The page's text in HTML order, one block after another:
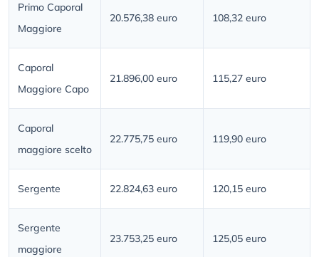
Primo Caporal
Maggiore
20.576,38 euro 108,32 euro
Caporal
Maggiore Capo
21.896,00 euro 115,27 euro
Caporal
maggiore scelto
22.775,75 euro 119,90 euro
Sergente 22.824,63 euro 120,15 euro
Sergente
maggiore
23.753,25 euro 125,05 euro